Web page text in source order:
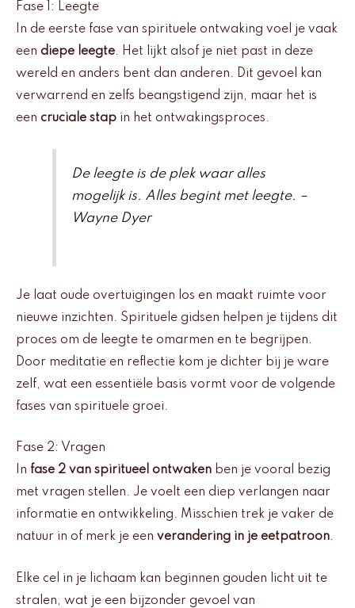
Fase 1: Leegte
In de eerste fase van spirituele ontwaking voel je vaak
een diepe leegte. Het lijkt alsof je niet past in deze
wereld en anders bent dan anderen. Dit gevoel kan
verwarrend en zelfs beangstigend zijn, maar het is
een cruciale stap in het ontwakingsproces.
De leegte is de plek waar alles
mogelijk is. Alles begint met leegte. –
Wayne Dyer
Je laat oude overtuigingen los en maakt ruimte voor
nieuwe inzichten. Spirituele gidsen helpen je tijdens dit
proces om de leegte te omarmen en te begrijpen.
Door meditatie en reflectie kom je dichter bij je ware
zelf, wat een essentiële basis vormt voor de volgende
fases van spirituele groei.
Fase 2: Vragen
In fase 2 van spiritueel ontwaken ben je vooral bezig
met vragen stellen. Je voelt een diep verlangen naar
informatie en ontwikkeling. Misschien trek je vaker de
natuur in of merk je een verandering in je eetpatroon.
Elke cel in je lichaam kan beginnen gouden licht uit te
stralen, wat je een bijzonder gevoel van